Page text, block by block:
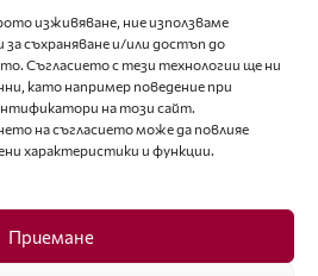
изживяване, ние използваме
съхраняване и/или достъп до
Съгласието с тези технологии ще ни
като например поведение при
на този сайт.
на съгласието може да повлияе
характеристики и функции.
Приемане